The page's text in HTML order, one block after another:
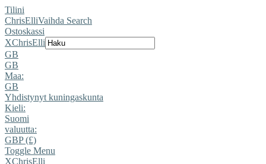
Tilini
ChrisElliVaihda Search
Ostoskassi
XChrisElli
GB
GB
Maa:
GB
Yhdistynyt kuningaskunta
Kieli:
Suomi
valuutta:
GBP (£)
Toggle Menu
XChrisElli